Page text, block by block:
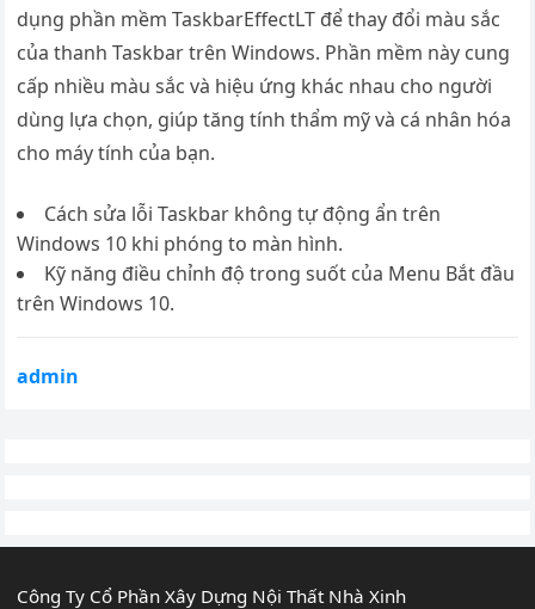
Cách sửa lỗi Taskbar không tự động ẩn trên
Windows 10 khi phóng to màn hình.
Kỹ năng điều chỉnh độ trong suốt của Menu Bắt đầu
trên Windows 10.
admin
Công Ty Cổ Phần Xây Dựng Nội Thất Nhà Xinh